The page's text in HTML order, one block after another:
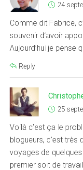
24
Comme dit Fabrice,
souvenir d’avoir
Aujourd’hui je pense
Reply
25
Voilà c’est ça le
blogueurs, c’est très
voyages de
premier soit de